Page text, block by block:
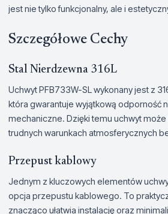
jest nie tylko funkcjonalny, ale i
Szczegółowe Cechy
Stal Nierdzewna 316L
Uchwyt PFB733W-SL wykonany jest z
która gwarantuje wyjątkową odporność
mechaniczne. Dzięki temu uchwyt
trudnych warunkach atmosferycznych
Przepust kablowy
Jednym z kluczowych elementów
opcja przepustu kablowego. To
znacząco ułatwia instalację oraz